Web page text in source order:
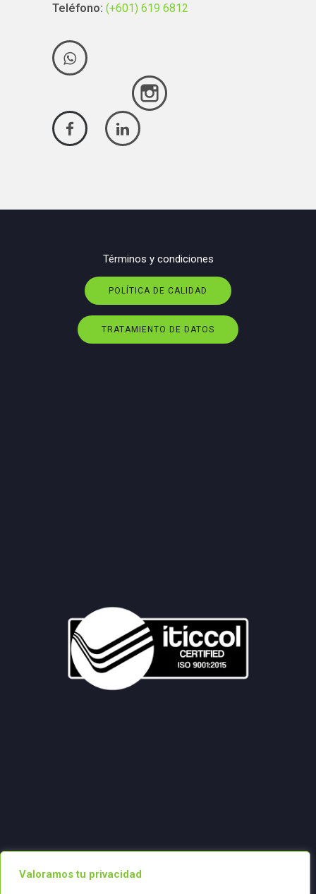
Valoramos tu privacidad
Teléfono: (+601) 619 6812
Términos y condiciones
POLÍTICA DE CALIDAD
TRATAMIENTO DE DATOS